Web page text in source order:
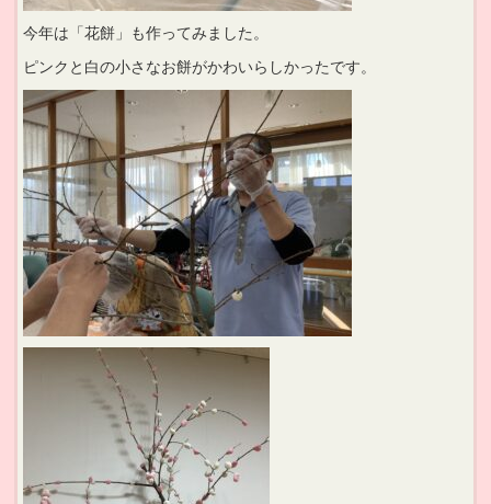
今年は「花餅」も作ってみました。
ピンクと白の小さなお餅がかわいらしかったです。